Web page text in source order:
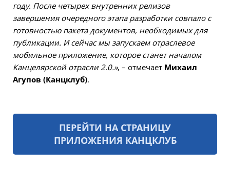
году. После четырех внутренних релизов
завершения очередного этапа разработки совпало с
готовностью пакета документов, необходимых для
публикации. И сейчас мы запускаем отраслевое
мобильное приложение, которое станет началом
Канцелярской отрасли 2.0.», – отмечает Михаил
Агупов (Канцклуб).
ПЕРЕЙТИ НА СТРАНИЦУ
ПРИЛОЖЕНИЯ КАНЦКЛУБ